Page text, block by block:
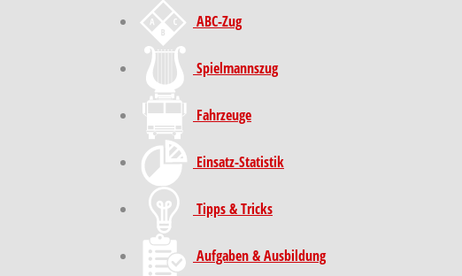
ABC-Zug
Spielmannszug
Fahrzeuge
Einsatz-Statistik
Tipps & Tricks
Aufgaben & Ausbildung